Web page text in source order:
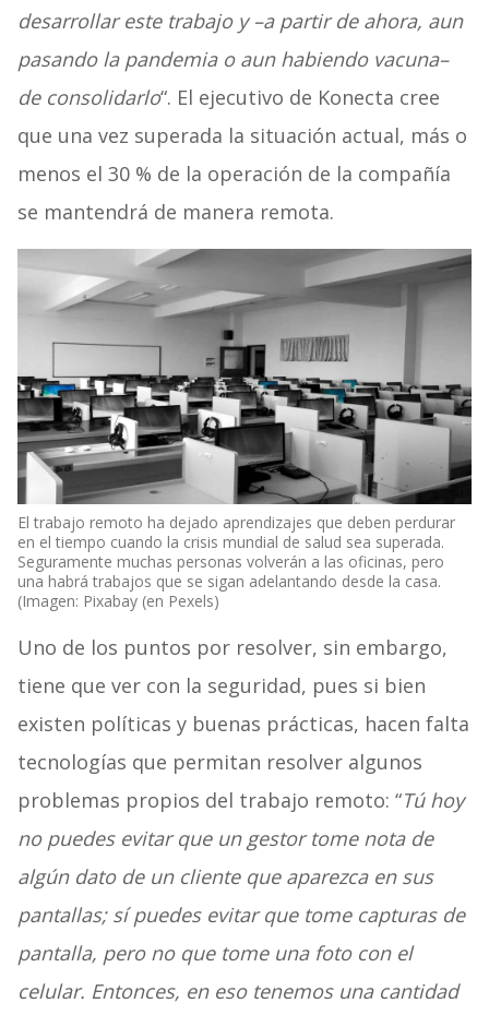
desarrollar este trabajo y –a partir de ahora, aun
pasando la pandemia o aun habiendo vacuna–
de consolidarlo“. El ejecutivo de Konecta cree
que una vez superada la situación actual, más o
menos el 30 % de la operación de la compañía
se mantendrá de manera remota.
El trabajo remoto ha dejado aprendizajes que deben perdurar
en el tiempo cuando la crisis mundial de salud sea superada.
Seguramente muchas personas volverán a las oficinas, pero
una habrá trabajos que se sigan adelantando desde la casa.
(Imagen: Pixabay (en Pexels)
Uno de los puntos por resolver, sin embargo,
tiene que ver con la seguridad, pues si bien
existen políticas y buenas prácticas, hacen falta
tecnologías que permitan resolver algunos
problemas propios del trabajo remoto: “Tú hoy
no puedes evitar que un gestor tome nota de
algún dato de un cliente que aparezca en sus
pantallas; sí puedes evitar que tome capturas de
pantalla, pero no que tome una foto con el
celular. Entonces, en eso tenemos una cantidad